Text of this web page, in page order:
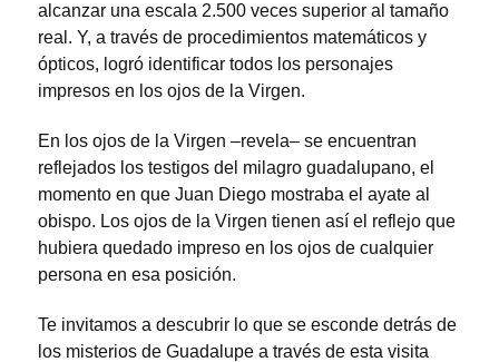
alcanzar una escala 2.500 veces superior al tamaño
real. Y, a través de procedimientos matemáticos y
ópticos, logró identificar todos los personajes
impresos en los ojos de la Virgen.
En los ojos de la Virgen –revela– se encuentran
reflejados los testigos del milagro guadalupano, el
momento en que Juan Diego mostraba el ayate al
obispo. Los ojos de la Virgen tienen así el reflejo que
hubiera quedado impreso en los ojos de cualquier
persona en esa posición.
Te invitamos a descubrir lo que se esconde detrás de
los misterios de Guadalupe a través de esta visita